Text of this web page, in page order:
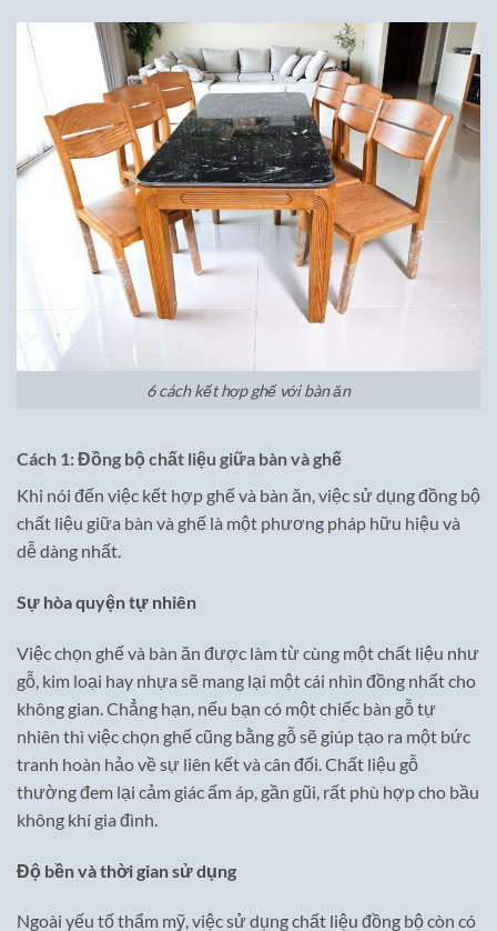
6 cách kết hợp ghế với bàn ăn
Cách 1: Đồng bộ chất liệu giữa bàn và ghế
Khi nói đến việc kết hợp ghế và bàn ăn, việc sử dụng đồng bộ
chất liệu giữa bàn và ghế là một phương pháp hữu hiệu và
dễ dàng nhất.
Sự hòa quyện tự nhiên
Việc chọn ghế và bàn ăn được làm từ cùng một chất liệu như
gỗ, kim loại hay nhựa sẽ mang lại một cái nhìn đồng nhất cho
không gian. Chẳng hạn, nếu bạn có một chiếc bàn gỗ tự
nhiên thì việc chọn ghế cũng bằng gỗ sẽ giúp tạo ra một bức
tranh hoàn hảo về sự liên kết và cân đối. Chất liệu gỗ
thường đem lại cảm giác ấm áp, gần gũi, rất phù hợp cho bầu
không khí gia đình.
Độ bền và thời gian sử dụng
Ngoài yếu tố thẩm mỹ, việc sử dụng chất liệu đồng bộ còn có